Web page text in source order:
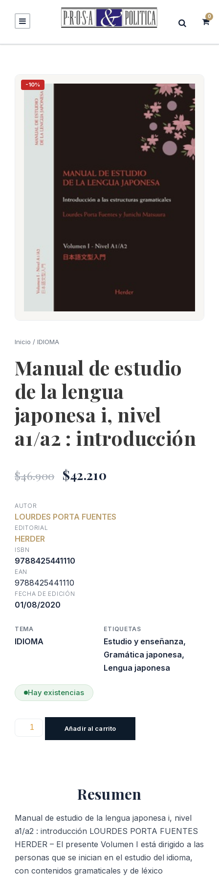
0
-10%
Inicio / IDIOMA
Manual de estudio
de la lengua
japonesa i, nivel
a1/a2 : introducción
$46.900 El
original
era:
$46.900.
$42.210
actual
AUTOR
LOURDES PORTA FUENTES
EDITORIAL
HERDER
ISBN
9788425441110
EAN
9788425441110
FECHA DE EDICIÓN
01/08/2020
TEMA
IDIOMA
ETIQUETAS
Estudio y enseñanza,
Gramática japonesa,
Lengua japonesa
Hay existencias
Manual
i,
nivel
a1/a2
:
introducción
Añadir al carrito
Resumen
Manual de estudio de la lengua japonesa i, nivel
a1/a2 : introducción LOURDES PORTA FUENTES
HERDER – El presente Volumen I está dirigido a las
personas que se inician en el estudio del idioma,
con contenidos gramaticales y de léxico